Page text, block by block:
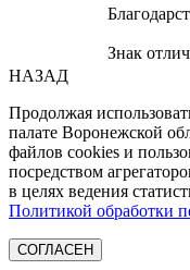
Знак
НАЗАД
Продолжая
палате Воронежской
файлов cookies и
посредством
в целях ведения
Политикой обработки
СОГЛАСЕН